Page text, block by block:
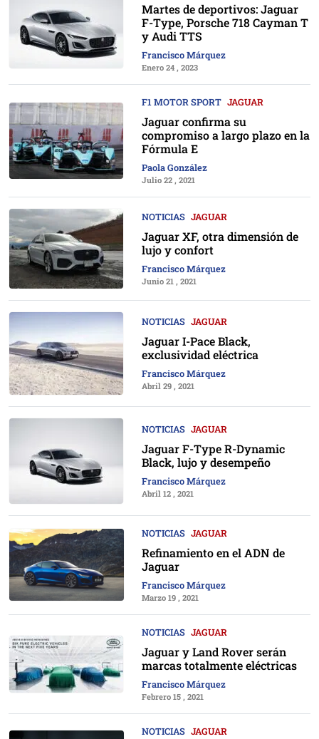
Martes de deportivos: Jaguar
F-Type, Porsche 718 Cayman T
y Audi TTS
Francisco Márquez
Enero 24 , 2023
F1 MOTOR SPORT JAGUAR
Jaguar confirma su
compromiso a largo plazo en la
Fórmula E
Paola González
Julio 22 , 2021
NOTICIAS JAGUAR
Jaguar XF, otra dimensión de
lujo y confort
Francisco Márquez
Junio 21 , 2021
NOTICIAS JAGUAR
Jaguar I-Pace Black,
exclusividad eléctrica
Francisco Márquez
Abril 29 , 2021
NOTICIAS JAGUAR
Jaguar F-Type R-Dynamic
Black, lujo y desempeño
Francisco Márquez
Abril 12 , 2021
NOTICIAS JAGUAR
Refinamiento en el ADN de
Jaguar
Francisco Márquez
Marzo 19 , 2021
NOTICIAS JAGUAR
Jaguar y Land Rover serán
marcas totalmente eléctricas
Francisco Márquez
Febrero 15 , 2021
NOTICIAS JAGUAR